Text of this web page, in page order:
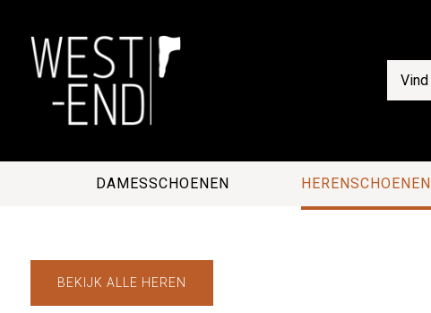
DAMESSCHOENEN HERENSCHOENEN
BEKIJK ALLE HEREN